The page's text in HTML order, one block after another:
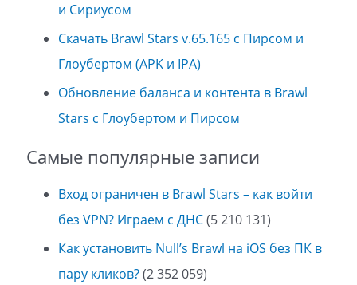
и Сириусом
Скачать Brawl Stars v.65.165 с Пирсом и
Глоубертом (APK и IPA)
Обновление баланса и контента в Brawl
Stars с Глоубертом и Пирсом
Самые популярные записи
Вход ограничен в Brawl Stars – как войти
без VPN? Играем с ДНС(5 210 131)
Как установить Null’s Brawl на iOS без ПК в
пару кликов?(2 352 059)